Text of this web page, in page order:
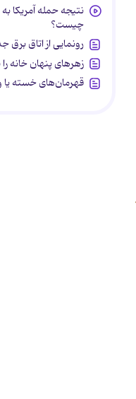
نتیجه حمله آمریکا به
چیست؟
رونمایی از اتاق برق
زهرهای پنهان خانه
قهرمان‌های خسته یا